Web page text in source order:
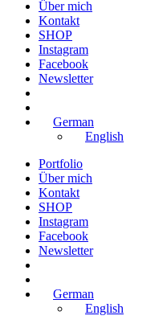
Über mich
Kontakt
SHOP
Instagram
Facebook
Newsletter
German
English
Portfolio
Über mich
Kontakt
SHOP
Instagram
Facebook
Newsletter
German
English